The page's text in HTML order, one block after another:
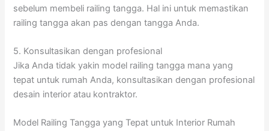
sebelum membeli railing tangga. Hal ini untuk memastikan
railing tangga akan pas dengan tangga Anda.
5. Konsultasikan dengan profesional
Jika Anda tidak yakin model railing tangga mana yang
tepat untuk rumah Anda, konsultasikan dengan profesional
desain interior atau kontraktor.
Model Railing Tangga yang Tepat untuk Interior Rumah